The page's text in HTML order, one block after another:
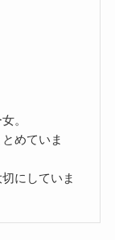
。
めていま
にしていま